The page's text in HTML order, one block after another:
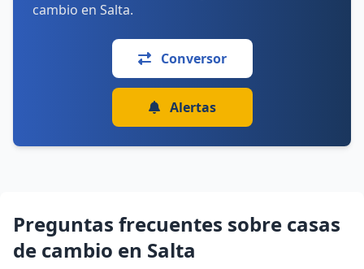
cambio en Salta.
Conversor
Alertas
Preguntas frecuentes sobre casas
de cambio en Salta